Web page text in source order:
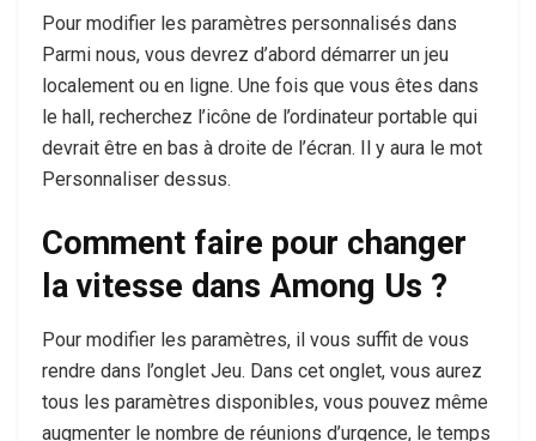
Pour modifier les paramètres personnalisés dans
Parmi nous, vous devrez d’abord démarrer un jeu
localement ou en ligne. Une fois que vous êtes dans
le hall, recherchez l’icône de l’ordinateur portable qui
devrait être en bas à droite de l’écran. Il y aura le mot
Personnaliser dessus.
Comment faire pour changer
la vitesse dans Among Us ?
Pour modifier les paramètres, il vous suffit de vous
rendre dans l’onglet Jeu. Dans cet onglet, vous aurez
tous les paramètres disponibles, vous pouvez même
augmenter le nombre de réunions d’urgence, le temps